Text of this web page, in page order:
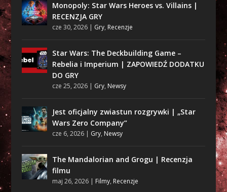
Monopoly: Star Wars Heroes vs. Villains |
RECENZJA GRY
cze 30, 2026| Gry, Recenzje
Star Wars: The Deckbuilding Game –
Rebelia i Imperium | ZAPOWIEDŹ DODATKU
DO GRY
cze 25, 2026| Gry, Newsy
Jest oficjalny zwiastun rozgrywki | „Star
Wars Zero Company”
cze 6, 2026| Gry, Newsy
The Mandalorian and Grogu | Recenzja
filmu
maj 26, 2026| Filmy, Recenzje